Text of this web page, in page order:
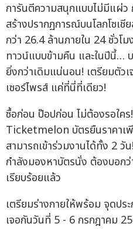
การันตีความสนุกแบบไม่มีแผ่
สร้างปรากฏการณ์บนโลกโซเ
กว่า 26.4 ล้านภายใน 24 ชั่วโ
ทาวน์แบบข้ามคืน และในปีนี้…
ยิ่งกว่าเดิมแน่นอน! เตรียมตัว
เซอร์ไพรส์ แค่ที่นี่ที่เดียว!
ซื้อก่อน ป๊อปก่อน ไม่ต้องรอใค
Ticketmelon บัตรยืนราคาเ
สามารถเข้าร่วมงานได้ทั้ง 2
กำลังมองหาบัตรนั่ง ต้องบอก
เรียบร้อยแล้ว
เตรียมร่างกายให้พร้อม จุดปร
เจอกันวันที่ 5 - 6 กรกฎาคม